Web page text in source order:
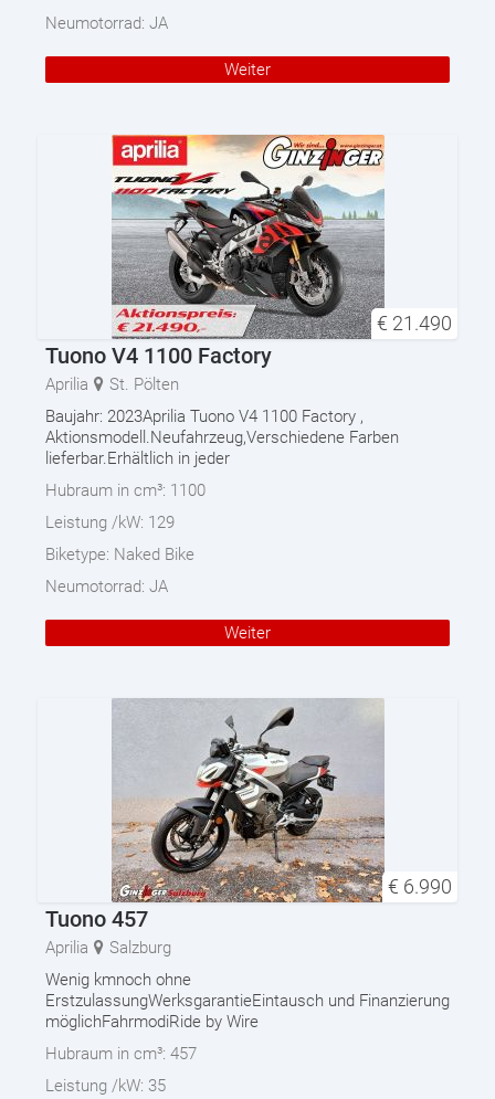
Neumotorrad: JA
Weiter
€ 21.490
Tuono V4 1100 Factory
Aprilia
St. Pölten
Baujahr: 2023Aprilia Tuono V4 1100 Factory ,
Aktionsmodell.Neufahrzeug,Verschiedene Farben
lieferbar.Erhältlich in jeder
Hubraum in cm³: 1100
Leistung /kW: 129
Biketype: Naked Bike
Neumotorrad: JA
Weiter
€ 6.990
Tuono 457
Aprilia
Salzburg
Wenig kmnoch ohne
ErstzulassungWerksgarantieEintausch und Finanzierung
möglichFahrmodiRide by Wire
Hubraum in cm³: 457
Leistung /kW: 35